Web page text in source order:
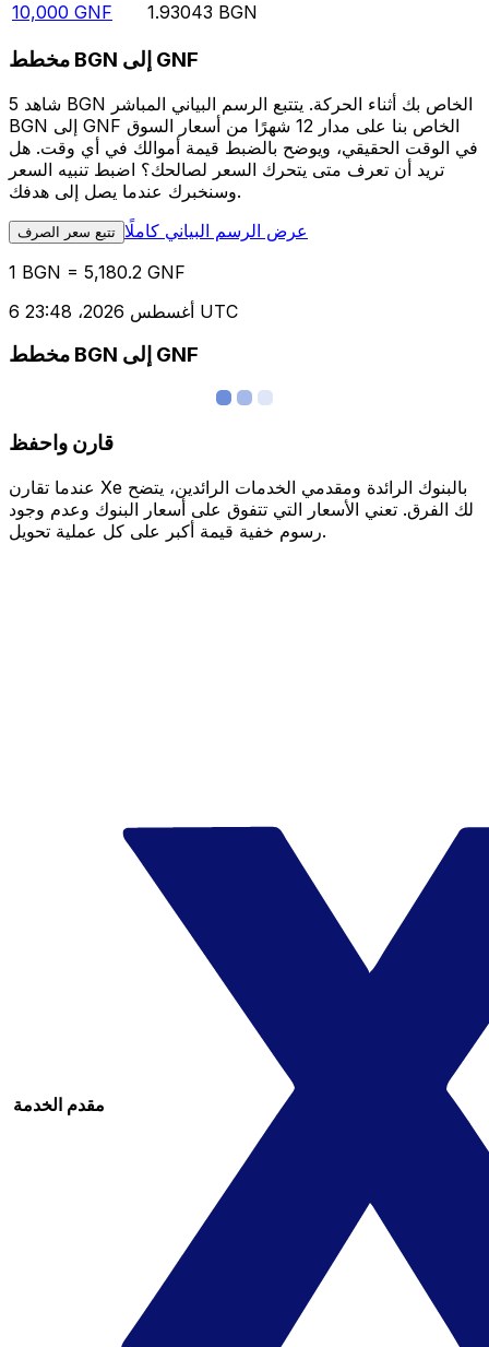
10,000 GNF 1.93043 BGN
مخطط BGN إلى GNF
شاهد 5 BGN الخاص بك أثناء الحركة. يتتبع الرسم البياني المباشر
BGN إلى GNF الخاص بنا على مدار 12 شهرًا من أسعار السوق
في الوقت الحقيقي، ويوضح بالضبط قيمة أموالك في أي وقت. هل
تريد أن تعرف متى يتحرك السعر لصالحك؟ اضبط تنبيه السعر
وسنخبرك عندما يصل إلى هدفك.
تتبع سعر الصرف عرض الرسم البياني كاملًا
1 BGN = 5,180.2 GNF
6 أغسطس 2026، 23:48 UTC
مخطط BGN إلى GNF
قارن واحفظ
عندما تقارن Xe بالبنوك الرائدة ومقدمي الخدمات الرائدين، يتضح
لك الفرق. تعني الأسعار التي تتفوق على أسعار البنوك وعدم وجود
رسوم خفية قيمة أكبر على كل عملية تحويل.
مقدم الخدمة